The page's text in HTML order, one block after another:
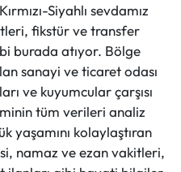
Siyahlı sevdamız
fikstür ve transfer
burada atıyor. Bölge
sanayi ve ticaret odası
ve kuyumcular çarşısı
tüm verileri analiz
yaşamını kolaylaştıran
namaz ve ezan vakitleri,